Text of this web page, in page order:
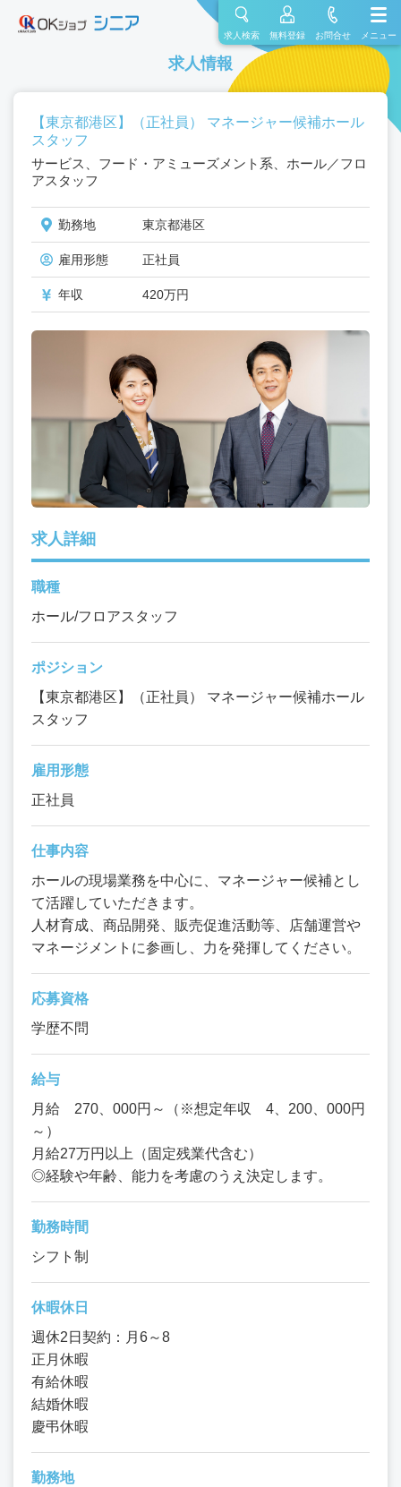
求人検索 無料登録 お問合せ メニュー
求人情報
【東京都港区】（正社員） マネージャー候補ホール
スタッフ
サービス、フード・アミューズメント系、ホール／フロ
アスタッフ
勤務地 東京都港区
雇用形態 正社員
年収 420万円
求人詳細
職種
ホール/フロアスタッフ
ポジション
【東京都港区】（正社員） マネージャー候補ホール
スタッフ
雇用形態
正社員
仕事内容
ホールの現場業務を中心に、マネージャー候補とし
て活躍していただきます。
人材育成、商品開発、販売促進活動等、店舗運営や
マネージメントに参画し、力を発揮してください。
応募資格
学歴不問
給与
月給 270、000円～（※想定年収 4、200、000円
～）
月給27万円以上（固定残業代含む）
◎経験や年齢、能力を考慮のうえ決定します。
勤務時間
シフト制
休暇休日
週休2日契約：月6～8
正月休暇
有給休暇
結婚休暇
慶弔休暇
勤務地